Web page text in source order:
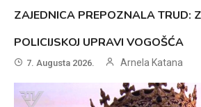
ZAJEDNICA PREPOZNALA TRUD:
POLICIJSKOJ UPRAVI VOGOŠĆA
7. Augusta 2026. Arnela Katana